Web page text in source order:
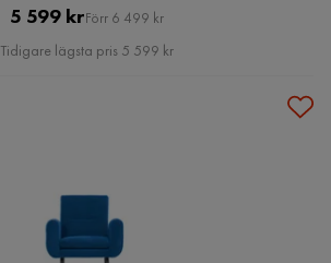
Pris
5 599 krOriginal
Pris
Förr 6 499 kr
Tidigare lägsta pris 5 599 kr